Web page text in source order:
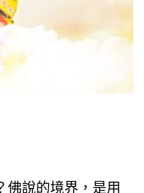
佛說的境界，是用